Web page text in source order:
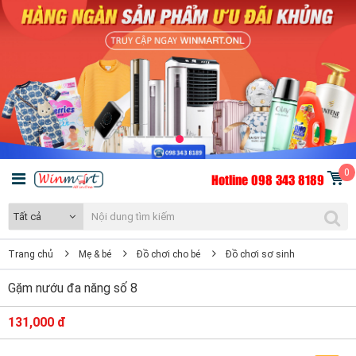
Hotline 098 343 8189 0
Tất cả
Trang chủ Mẹ & bé Đồ chơi cho bé Đồ chơi sơ sinh
Gặm nướu đa năng số 8
131,000 đ